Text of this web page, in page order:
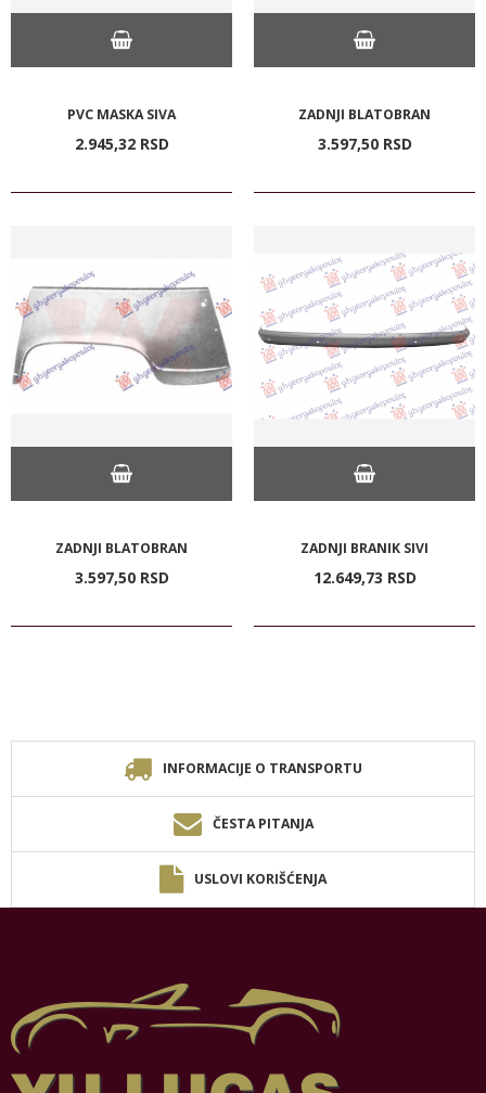
PVC MASKA SIVA
2.945,32 RSD
ZADNJI BLATOBRAN
3.597,50 RSD
ZADNJI BLATOBRAN
3.597,50 RSD
ZADNJI BRANIK SIVI
12.649,73 RSD
INFORMACIJE O TRANSPORTU
ČESTA PITANJA
USLOVI KORIŠĆENJA